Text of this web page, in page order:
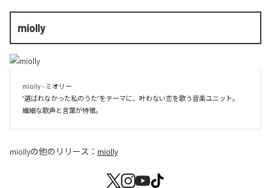
miolly
miolly - ミオリー
”選ばれなかった私のうた”をテーマに、叶わない恋を歌う音楽ユニット。
miollyの他のリリース： miolly